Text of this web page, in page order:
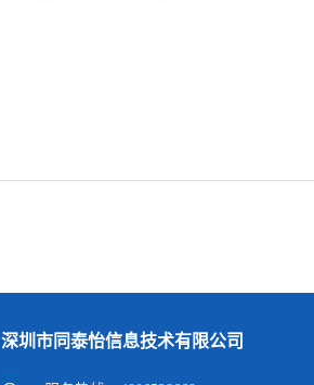
深圳市同泰怡信息技术有限公司